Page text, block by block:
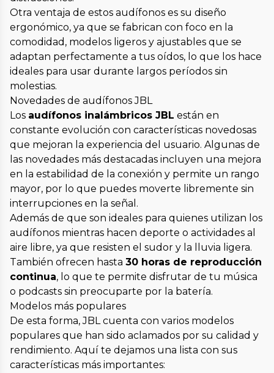
Otra ventaja de estos audífonos es su diseño
ergonómico, ya que se fabrican con foco en la
comodidad, modelos ligeros y ajustables que se
adaptan perfectamente a tus oídos, lo que los hace
ideales para usar durante largos períodos sin
molestias.
Novedades de audífonos JBL
Los audífonos inalámbricos JBL están en
constante evolución con características novedosas
que mejoran la experiencia del usuario. Algunas de
las novedades más destacadas incluyen una mejora
en la estabilidad de la conexión y permite un rango
mayor, por lo que puedes moverte libremente sin
interrupciones en la señal.
Además de que son ideales para quienes utilizan los
audífonos mientras hacen deporte o actividades al
aire libre, ya que resisten el sudor y la lluvia ligera.
También ofrecen hasta 30 horas de reproducción
continua, lo que te permite disfrutar de tu música
o podcasts sin preocuparte por la batería.
Modelos más populares
De esta forma, JBL cuenta con varios modelos
populares que han sido aclamados por su calidad y
rendimiento. Aquí te dejamos una lista con sus
características más importantes: